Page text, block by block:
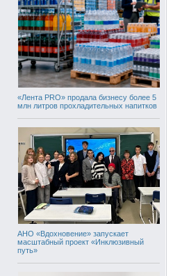
«Лента PRO» продала бизнесу более 5
млн литров прохладительных напитков
АНО «Вдохновение» запускает
масштабный проект «Инклюзивный
путь»